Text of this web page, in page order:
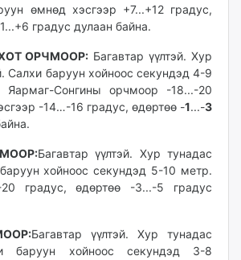
өмнөд хэсгээр +7...+12 градус,
градус дулаан байна.
ОРЧМООР: Багавтар үүлтэй. Хур
Салхи баруун хойноос секундэд 4-9
Сонгины орчмоор -18...-20
-14…-16 градус, өдөртөө -1...-3
Багавтар үүлтэй. Хур тунадас
хойноос секундэд 5-10 метр.
градус, өдөртөө -3...-5 градус
Багавтар үүлтэй. Хур тунадас
баруун хойноос секундэд 3-8